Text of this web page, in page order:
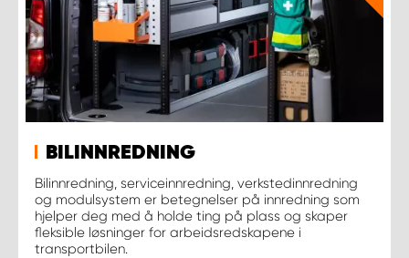
BILINNREDNING
Bilinnredning, serviceinnredning, verkstedinnredning
og modulsystem er betegnelser på innredning som
hjelper deg med å holde ting på plass og skaper
fleksible løsninger for arbeidsredskapene i
transportbilen.
WORK SYSTEM STAVANGER
WORK SYSTEM TRONDHEIM